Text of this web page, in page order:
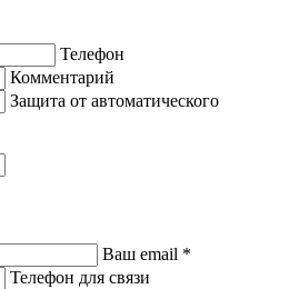
Телефон
Комментарий
Защита от автоматического
Ваш email *
Телефон для связи